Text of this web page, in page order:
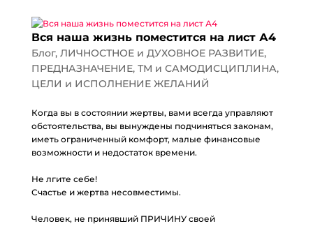
Вся наша жизнь поместится на лист А4
Блог, ЛИЧНОСТНОЕ и ДУХОВНОЕ РАЗВИТИЕ,
ПРЕДНАЗНАЧЕНИЕ, ТМ и САМОДИСЦИПЛИНА,
ЦЕЛИ и ИСПОЛНЕНИЕ ЖЕЛАНИЙ
Когда вы в состоянии жертвы, вами всегда управляют
обстоятельства, вы вынуждены подчиняться законам,
иметь ограниченный комфорт, малые финансовые
возможности и недостаток времени.
Не лгите себе!
Счастье и жертва несовместимы.
Человек, не принявший ПРИЧИНУ своей